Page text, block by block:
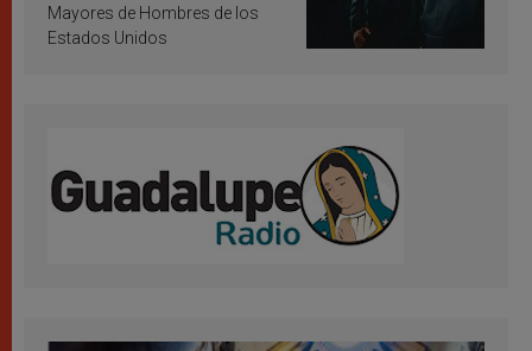
Mayores de Hombres de los
Estados Unidos